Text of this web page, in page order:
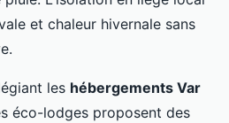
et chaleur hivernale sans
les hébergements Var
éco-lodges proposent des